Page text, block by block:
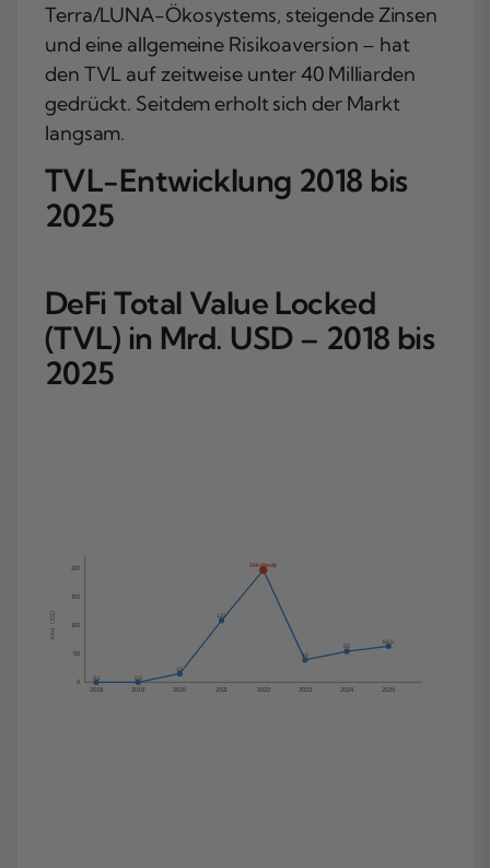
Terra/LUNA-Ökosystems, steigende Zinsen
und eine allgemeine Risikoaversion – hat
den TVL auf zeitweise unter 40 Milliarden
gedrückt. Seitdem erholt sich der Markt
langsam.
TVL-Entwicklung 2018 bis
2025
DeFi Total Value Locked
(TVL) in Mrd. USD – 2018 bis
2025
0
50
100
150
200
0,1 0,5
15
110
200 (Peak)
40
55
64,5
2018 2019 2020 2021 2022 2023 2024 2025
Mrd. USD